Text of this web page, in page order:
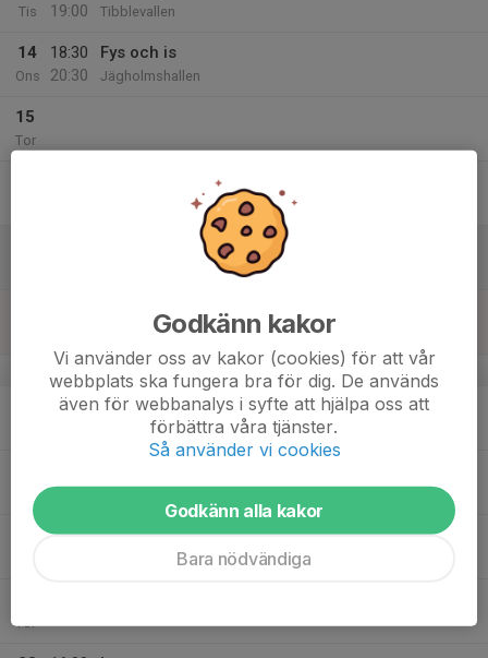
Tis
19:00
Tibblevallen
14
Ons
18:30
20:30
Fys och is
Jägholmshallen
15
Tor
Tibblevallen
v.4
17:00
Is och dans
Tibblevallen
18:30
Fys och is
Jägholmshallen
Tor
Godkänn kakor
Vi använder oss av kakor (cookies) för att vår
webbplats ska fungera bra för dig. De används
även för webbanalys i syfte att hjälpa oss att
förbättra våra tjänster.
Så använder vi cookies
Godkänn alla kakor
Bara nödvändiga